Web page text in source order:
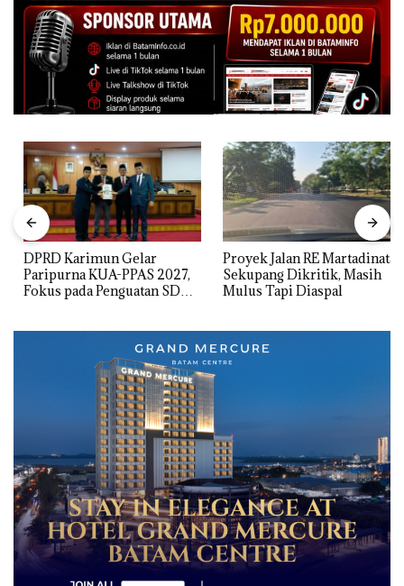
DPRD Karimun Gelar
Paripurna KUA-PPAS 2027,
Fokus pada Penguatan SDM,
Proyek Jalan RE Martadinata
Sekupang Dikritik, Masih
Mulus Tapi Diaspal